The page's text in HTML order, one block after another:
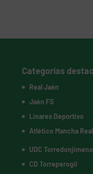
Categorías
Real Jaén
Jaén FS
Linares Deportivo
Atlético Mancha Real
UDC Torredonjimeno
CD Torreperogil